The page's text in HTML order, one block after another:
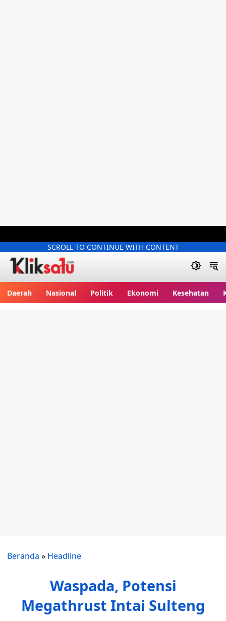
SCROLL TO CONTINUE WITH CONTENT
Daerah Nasional Politik Ekonomi Kesehatan
Beranda » Headline
Waspada, Potensi
Megathrust Intai Sulteng